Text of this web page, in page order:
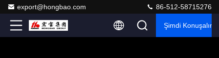
export@hongbao.com 86-512-58715276
Şimdi Konuşalım.